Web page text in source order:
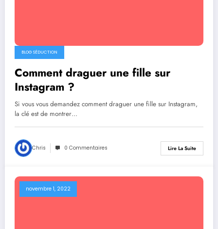
BLOG SÉDUCTION
Comment draguer une fille sur
Instagram ?
Si vous vous demandez comment draguer une fille sur Instagram,
la clé est de montrer…
Chris 0 Commentaires Lire La Suite
novembre 1, 2022